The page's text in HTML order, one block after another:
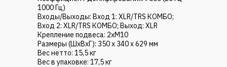
1000 Гц)
Входы/Выходы: Вход 1: XLR/TRS КОМБО;
Вход 2: XLR/TRS КОМБО; Выход: XLR
Крепление подвеса: 2хМ10
Размеры (ШхВхГ): 350 x 340 x 629 мм
Вес нетто: 15,5 кг
Вес в упаковке: 17,5 кг